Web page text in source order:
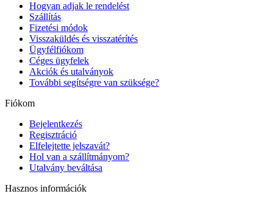
Hogyan adjak le rendelést
Szállítás
Fizetési módok
Visszaküldés és visszatérítés
Ügyfélfiókom
Céges ügyfelek
Akciók és utalványok
További segítségre van szüksége?
Fiókom
Bejelentkezés
Regisztráció
Elfelejtette jelszavát?
Hol van a szállítmányom?
Utalvány beváltása
Hasznos információk